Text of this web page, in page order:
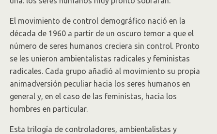
El movimiento de control demográfico nació en la
década de 1960 a partir de un oscuro temor a que el
número de seres humanos creciera sin control. Pronto
se les unieron ambientalistas radicales y feministas
radicales. Cada grupo añadió al movimiento su propia
animadversión peculiar hacia los seres humanos en
general y, en el caso de las feministas, hacia los
hombres en particular.
Esta trilogía de controladores, ambientalistas y